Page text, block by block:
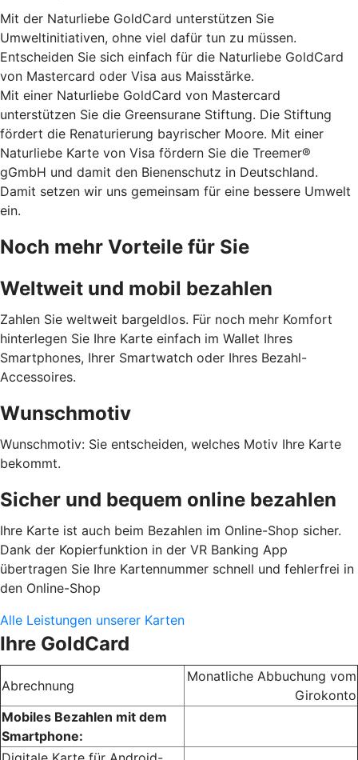
Mit der Naturliebe GoldCard unterstützen Sie
Umweltinitiativen, ohne viel dafür tun zu müssen.
Entscheiden Sie sich einfach für die Naturliebe GoldCard
von Mastercard oder Visa aus Maisstärke.
Mit einer Naturliebe GoldCard von Mastercard
unterstützen Sie die Greensurane Stiftung. Die Stiftung
fördert die Renaturierung bayrischer Moore. Mit einer
Naturliebe Karte von Visa fördern Sie die Treemer®
gGmbH und damit den Bienenschutz in Deutschland.
Damit setzen wir uns gemeinsam für eine bessere Umwelt
ein.
Noch mehr Vorteile für Sie
Weltweit und mobil bezahlen
Zahlen Sie weltweit bargeldlos. Für noch mehr Komfort
hinterlegen Sie Ihre Karte einfach im Wallet Ihres
Smartphones, Ihrer Smartwatch oder Ihres Bezahl-
Accessoires.
Wunschmotiv
Wunschmotiv: Sie entscheiden, welches Motiv Ihre Karte
bekommt.
Sicher und bequem online bezahlen
Ihre Karte ist auch beim Bezahlen im Online-Shop sicher.
Dank der Kopierfunktion in der VR Banking App
übertragen Sie Ihre Kartennummer schnell und fehlerfrei in
den Online-Shop
Alle Leistungen unserer Karten
Ihre GoldCard
Abrechnung
Monatliche Abbuchung vom
Girokonto
Mobiles Bezahlen mit dem
Smartphone: